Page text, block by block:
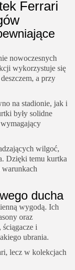
Ferrari
nowoczesnych
wykorzystuje się
a przy
na stadionie, jak i
były solidne
wilgoć,
Dzięki temu kurtka
ducha
wygodą. Ich
oraz
i
ubrania.
lecz w kolekcjach